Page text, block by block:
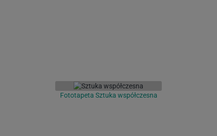
Fototapeta Sztuka współczesna